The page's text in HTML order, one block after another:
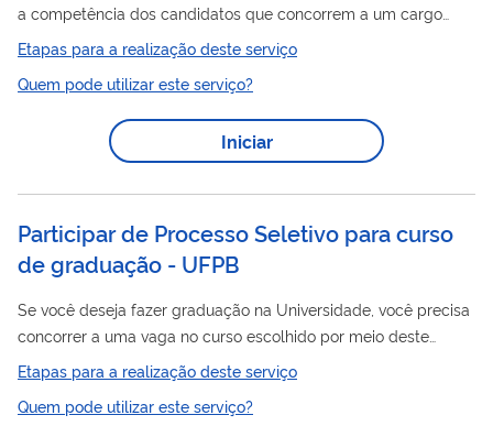
a competência dos candidatos que concorrem a um cargo
efetivo ou temporário em entidade do governo, respeitando,
assim, os princípios da igualdade e da isonomia. A seguir você
encontrará informações sobre como se inscrever para os
concursos públicos ou processos seletivos realizados na UFV.
Etapas para a realização deste serviço
Quem pode utilizar este serviço?
Iniciar
Participar de Processo Seletivo para curso
de graduação - UFPB
Se você deseja fazer graduação na Universidade, você precisa
concorrer a uma vaga no curso escolhido por meio deste
serviço. Serviço oferecido pela Universidade Federal da
Paraíba – UFPB que oferece acesso aos cursos de graduação
na instituição
Etapas para a realização deste serviço
Quem pode utilizar este serviço?